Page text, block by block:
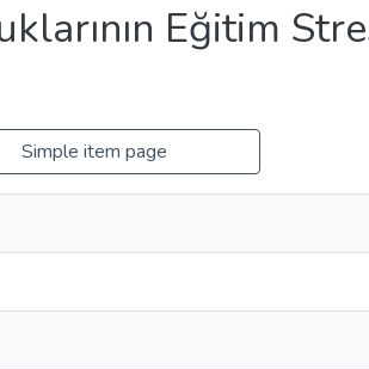
Eğitim
Simple item page